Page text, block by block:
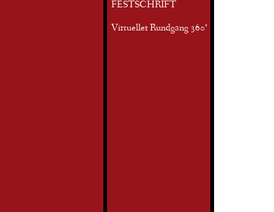
FESTSCHRIFT
Virtueller Rundgang 360°